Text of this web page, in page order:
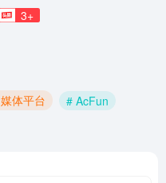
3+
媒体平台
# AcFun